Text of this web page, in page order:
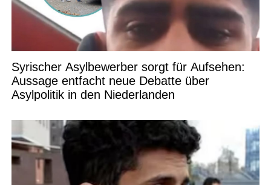
Syrischer Asylbewerber sorgt für Aufsehen:
Aussage entfacht neue Debatte über
Asylpolitik in den Niederlanden